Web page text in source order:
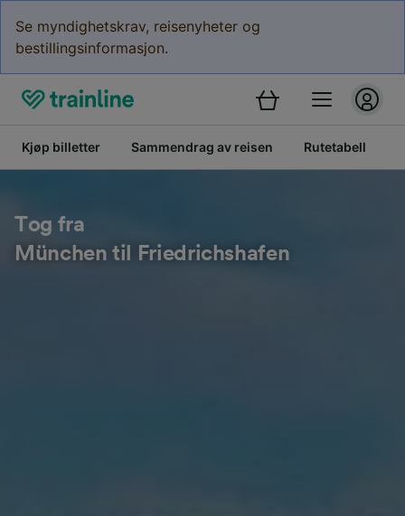
Se myndighetskrav, reisenyheter og
bestillingsinformasjon.
Kjøp billetter Sammendrag av reisen Rutetabell
Tog fra
München til Friedrichshafen